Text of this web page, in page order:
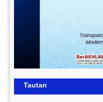
Tautan